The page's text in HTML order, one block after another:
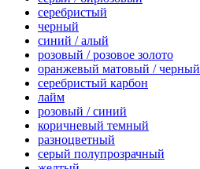
серебристый
черный
синий / алый
розовый / розовое золото
оранжевый матовый / черный
серебристый карбон
лайм
розовый / синий
коричневый темный
разноцветный
серый полупрозрачный